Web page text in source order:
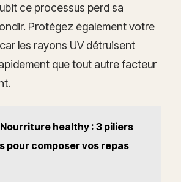
ce processus perd sa
Protégez également votre
les rayons UV détruisent
que tout autre facteur
Nourriture healthy : 3 piliers
pour composer vos repas